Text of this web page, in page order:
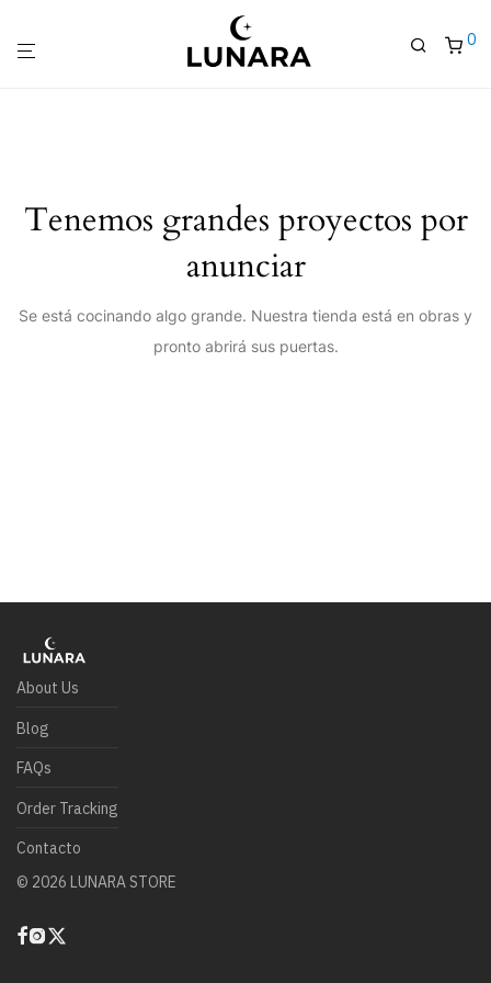
0
Tenemos grandes proyectos por
anunciar
Se está cocinando algo grande. Nuestra tienda está en obras y
pronto abrirá sus puertas.
About Us
Blog
FAQs
Order Tracking
Contacto
© 2026 LUNARA STORE